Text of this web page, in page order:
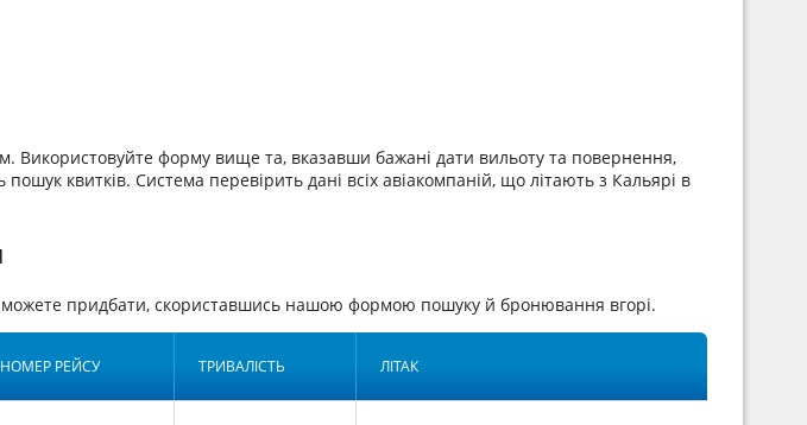
Використовуйте форму вище та, вказавши бажані дати вильоту та повернення,
квитків. Система перевірить дані всіх авіакомпаній, що літають з Кальярі в
придбати, скориставшись нашою формою пошуку й бронювання вгорі.
НОМЕР РЕЙСУ ТРИВАЛІСТЬ ЛІТАК